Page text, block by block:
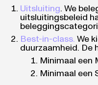
Uitsluiting. We
uitsluitingsbeleid
Best-in-class.We
duurzaamheid. De
Minimaal een
Minimaal een